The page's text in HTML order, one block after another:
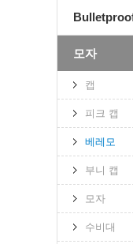
모자
캡
피크 캡
베레모
부니 캡
모자
수비대